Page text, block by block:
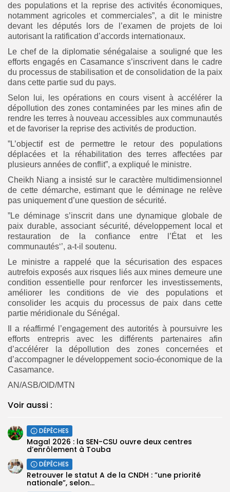
des populations et la reprise des activités économiques,
notamment agricoles et commerciales”, a dit le ministre
devant les députés lors de l’examen de projets de loi
autorisant la ratification d’accords internationaux.
Le chef de la diplomatie sénégalaise a souligné que les
efforts engagés en Casamance s’inscrivent dans le cadre
du processus de stabilisation et de consolidation de la paix
dans cette partie sud du pays.
Selon lui, les opérations en cours visent à accélérer la
dépollution des zones contaminées par les mines afin de
rendre les terres à nouveau accessibles aux communautés
et de favoriser la reprise des activités de production.
”L’objectif est de permettre le retour des populations
déplacées et la réhabilitation des terres affectées par
plusieurs années de conflit”, a expliqué le ministre.
Cheikh Niang a insisté sur le caractère multidimensionnel
de cette démarche, estimant que le déminage ne relève
pas uniquement d’une question de sécurité.
”Le déminage s’inscrit dans une dynamique globale de
paix durable, associant sécurité, développement local et
restauration de la confiance entre l’État et les
communautés‘’, a-t-il soutenu.
Le ministre a rappelé que la sécurisation des espaces
autrefois exposés aux risques liés aux mines demeure une
condition essentielle pour renforcer les investissements,
améliorer les conditions de vie des populations et
consolider les acquis du processus de paix dans cette
partie méridionale du Sénégal.
Il a réaffirmé l’engagement des autorités à poursuivre les
efforts entrepris avec les différents partenaires afin
d’accélérer la dépollution des zones concernées et
d’accompagner le développement socio-économique de la
Casamance.
AN/ASB/OID/MTN
Voir aussi :
DÉPÊCHES
Magal 2026 : la SEN-CSU ouvre deux centres
d’enrôlement à Touba
DÉPÊCHES
Retrouver le statut A de la CNDH : ”une priorité
nationale”, selon...